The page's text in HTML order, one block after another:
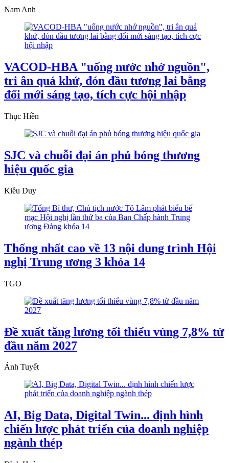
Nam Anh
VACOD-HBA "uống nước nhớ nguồn",
tri ân quá khứ, đón đầu tương lai bằng
đổi mới sáng tạo, tích cực hội nhập
Thục Hiền
SJC và chuỗi đại án phủ bóng thương
hiệu quốc gia
Kiều Duy
Thống nhất cao về 13 nội dung trình Hội
nghị Trung ương 3 khóa 14
TGO
Đề xuất tăng lương tối thiểu vùng 7,8% từ
đầu năm 2027
Ánh Tuyết
AI, Big Data, Digital Twin... định hình
chiến lược phát triển của doanh nghiệp
ngành thép